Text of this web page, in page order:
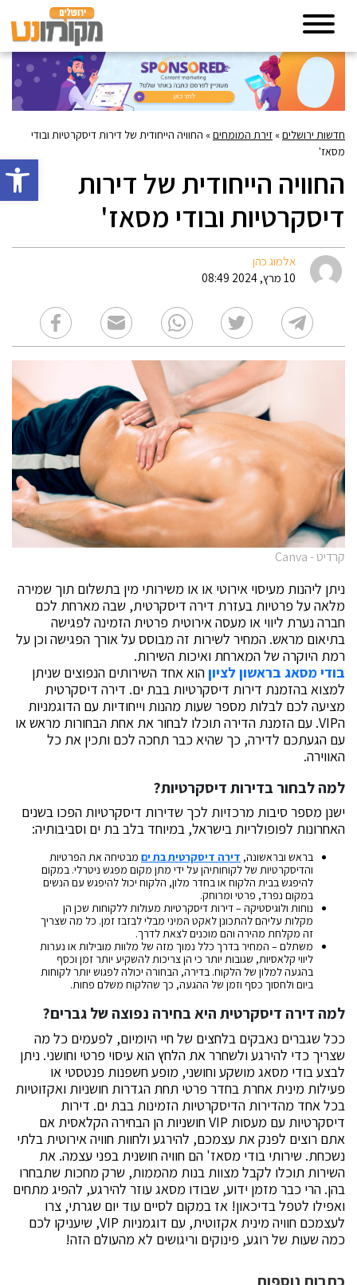
פתח
חדשות ירושלים» זירת המומחים» החוויה הייחודית של דירות דיסקרטיות ובודי
מסאז'
החוויה הייחודית של דירות
דיסקרטיות ובודי מסאז'
אלמוג כהן
10 מרץ, 2024 08:49
קרדיט - Canva
ניתן ליהנות מעיסוי אירוטי או או משירותי מין בתשלום תוך שמירה
מלאה על פרטיות בעזרת דירה דיסקרטית, שבה מארחת לכם
חברה נערת ליווי או מעסה אירוטית פרטית הזמינה לפגישה
בתיאום מראש. המחיר לשירות זה מבוסס על אורך הפגישה וכן על
רמת היוקרה של המארחת ואיכות השירות.
בודי מסאג בראשון לציוןהוא אחד השירותים הנפוצים שניתן
למצוא בהזמנת דירות דיסקרטיות בבת ים. דירה דיסקרטית
מציעה לכם לבלות מספר שעות מהנות וייחודיות עם הדוגמניות
הVIP. עם הזמנת הדירה תוכלו לבחור את אחת הבחורות מראש או
עם הגעתכם לדירה, כך שהיא כבר תחכה לכם ותכין את כל
האווירה.
למה לבחור בדירות דיסקרטיות?
ישנן מספר סיבות מרכזיות לכך שדירות דיסקרטיות הפכו בשנים
האחרונות לפופולריות בישראל, במיוחד בלב בת ים וסביבותיה:
בראש ובראשונה, דירה דיסקרטית בת יםמבטיחה את הפרטיות
והדיסקרטיות של לקוחותיהן על ידי מתן מקום מפגש ניטרלי. במקום
להיפגש בבית הלקוח או בחדר מלון, הלקוח יכול להיפגש עם הנשים
במקום נפרד, פרטי ומרוחק.
נוחות ולוגיסטיקה – דירות דיסקרטיות מעולות ללקוחות שכן הן
מקלות עליהם להתכונן לאקט המיני מבלי לבזבז זמן. כל מה שצריך
זה מקלחת מהירה והם מוכנים לצאת לדרך.
משתלם – המחיר בדרך כלל נמוך מזה של מלוות מובילות או נערות
ליווי קלאסיות, שגובות יותר כי הן צריכות להשקיע יותר זמן וכסף
בהגעה למלון של הלקוח. בדירה, הבחורה יכולה לפגוש יותר לקוחות
ביום ולחסוך כסף וזמן של ההגעה, כך שהלקוח משלם פחות.
למה דירה דיסקרטית היא בחירה נפוצה של גברים?
ככל שגברים נאבקים בלחצים של חיי היומיום, לפעמים כל מה
שצריך כדי להירגע ולשחרר את הלחץ הוא עיסוי פרטי וחושני. ניתן
לבצע בודי מסאג מושקע וחושני, מופע חשפנות פנטסטי או
פעילות מינית אחרת בחדר פרטי תחת הגדרות חושניות ואקזוטיות
בכל אחד מהדירות הדיסקרטיות הזמינות בבת ים. דירות
דיסקרטיות עם מעסות VIP חושניות הן הבחירה הקלאסית אם
אתם רוצים לפנק את עצמכם, להירגע ולחוות חוויה אירוטית בלתי
נשכחת. שירותי בודי מסאז' הם חוויה חושנית בפני עצמה. את
השירות תוכלו לקבל מצוות בנות מהממות, שרק מחכות שתבחרו
בהן. הרי כבר מזמן ידוע, שבודו מסאג עוזר להירגע, להפיג מתחים
ואפילו לטפל בדיכאון! אז במקום לסיים עוד יום שגרתי, צרו
לעצמכם חוויה מינית אקזוטית, עם דוגמניות VIP, שיעניקו לכם
כמה שעות של רוגע, פינוקים וריגושים לא מהעולם הזה!